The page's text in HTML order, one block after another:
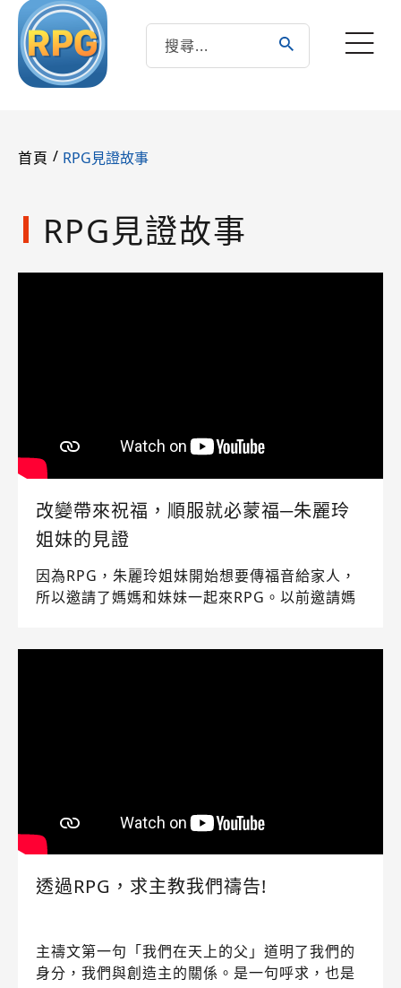
首頁 / RPG見證故事
RPG見證故事
改變帶來祝福，順服就必蒙福─朱麗玲
姐妹的見證
因為RPG，朱麗玲姐妹開始想要傳福音給家人，
所以邀請了媽媽和妹妹一起來RPG。以前邀請媽
透過RPG，求主教我們禱告!
主禱文第一句「我們在天上的父」道明了我們的
身分，我們與創造主的關係。是一句呼求，也是